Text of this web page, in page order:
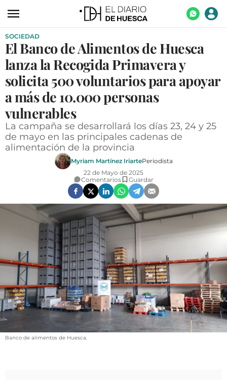
ACTUALIDAD
ECONOMÍA
TECNOLOGÍA
TURISMO
AGROALIMENTACIÓN
DEPORTES
CULTURA
GALERÍAS
CONTACTAR
FIESTAS EN EL ALTO ARAGÓN
FIESTAS DE SAN LORENZO
AGENDA
CARTELERA
FARMACIAS
SOCIEDAD
El Banco de Alimentos de Huesca
lanza la Recogida Primavera y
solicita 500 voluntarios para apoyar
a más de 10.000 personas
vulnerables
La campaña se desarrollará los días 23, 24 y 25
de mayo en las principales cadenas de
alimentación de la provincia
Myriam Martínez IriartePeriodista
22 de Mayo de 2025
Comentarios
Guardar
Banco de alimentos de Huesca.